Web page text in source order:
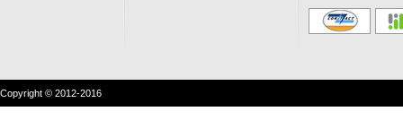
Copyright © 2012-2016